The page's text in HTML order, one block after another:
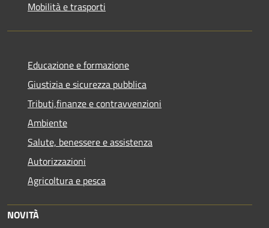
Mobilità e trasporti
Educazione e formazione
Giustizia e sicurezza pubblica
Tributi,finanze e contravvenzioni
Ambiente
Salute, benessere e assistenza
Autorizzazioni
Agricoltura e pesca
NOVITÀ